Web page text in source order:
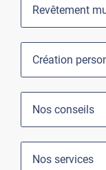
Revêtement
Création
Nos conseils
Nos services